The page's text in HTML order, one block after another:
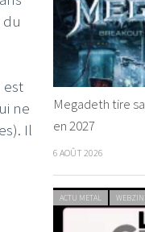
est
ne
Il
Megadeth tire
en 2027
6 AOÛT 2026
ACTU METAL